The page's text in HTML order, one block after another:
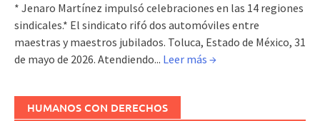
* Jenaro Martínez impulsó celebraciones en las 14 regiones
sindicales.* El sindicato rifó dos automóviles entre
maestras y maestros jubilados. Toluca, Estado de México, 31
de mayo de 2026. Atendiendo... Leer más →
HUMANOS CON DERECHOS